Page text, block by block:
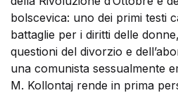
bolscevica: uno dei primi testi
battaglie per i diritti delle
questioni del divorzio e
una comunista sessualmente
M. Kollontaj rende in prima